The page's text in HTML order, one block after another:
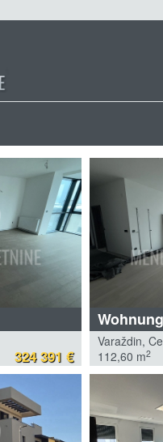
324 391 €
Varaždin,
112,60 m2